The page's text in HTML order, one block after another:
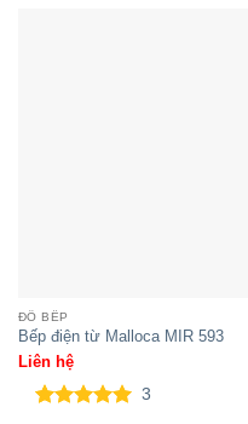
ĐỒ BẾP
Bếp điện từ Malloca MIR 593
Liên hệ
3